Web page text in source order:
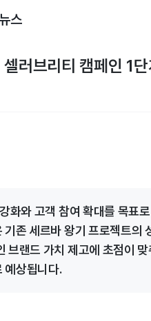
뉴스
러브리티 캠페인 1단
화와 고객 참여 확대를 목표
존 세르바 왕기 프로젝트의
랜드 가치 제고에 초점이
예상됩니다.